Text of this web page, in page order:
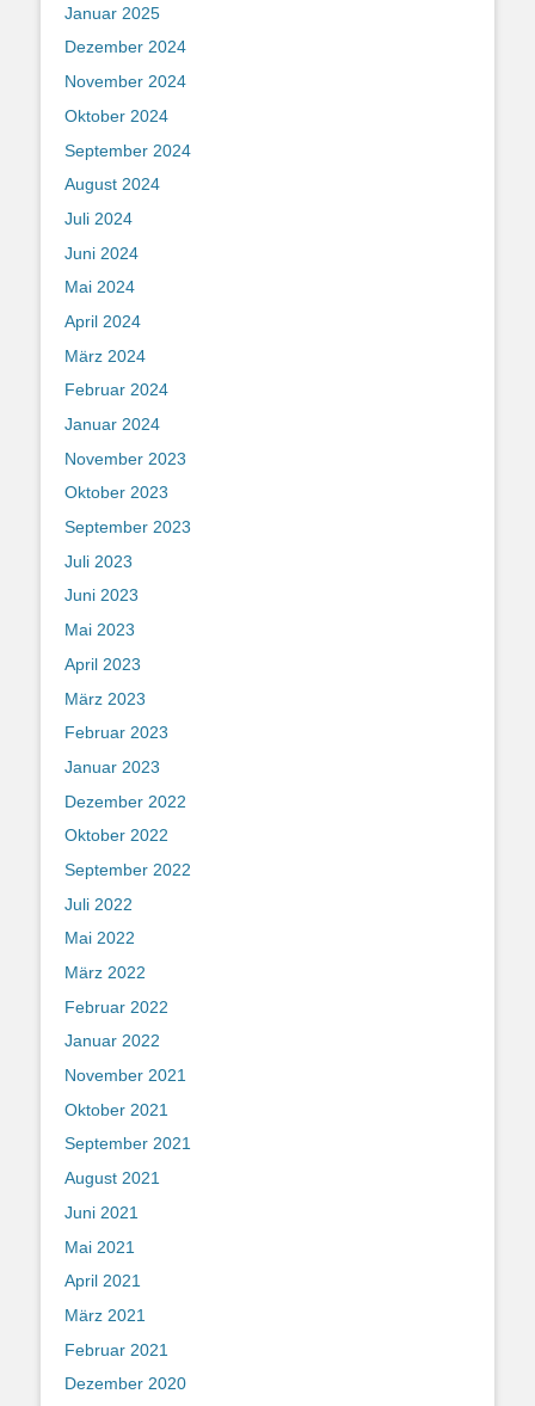
Januar 2025
Dezember 2024
November 2024
Oktober 2024
September 2024
August 2024
Juli 2024
Juni 2024
Mai 2024
April 2024
März 2024
Februar 2024
Januar 2024
November 2023
Oktober 2023
September 2023
Juli 2023
Juni 2023
Mai 2023
April 2023
März 2023
Februar 2023
Januar 2023
Dezember 2022
Oktober 2022
September 2022
Juli 2022
Mai 2022
März 2022
Februar 2022
Januar 2022
November 2021
Oktober 2021
September 2021
August 2021
Juni 2021
Mai 2021
April 2021
März 2021
Februar 2021
Dezember 2020